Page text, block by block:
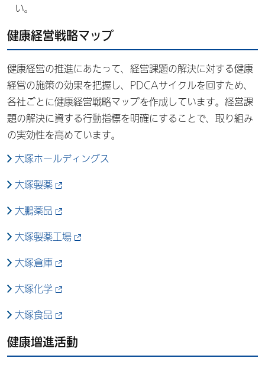
い。
健康経営戦略マップ
健康経営の推進にあたって、経営課題の解決に対する健康
経営の施策の効果を把握し、PDCAサイクルを回すため、
各社ごとに健康経営戦略マップを作成しています。経営課
題の解決に資する行動指標を明確にすることで、取り組み
の実効性を高めています。
大塚ホールディングス
大塚製薬
大鵬薬品
大塚製薬工場
大塚倉庫
大塚化学
大塚食品
健康増進活動